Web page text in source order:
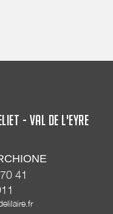
- VAL DE L'EYRE
41